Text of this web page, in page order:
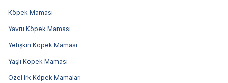
Köpek Maması
Yavru Köpek Maması
Yetişkin Köpek Maması
Yaşlı Köpek Maması
Özel Irk Köpek Mamaları